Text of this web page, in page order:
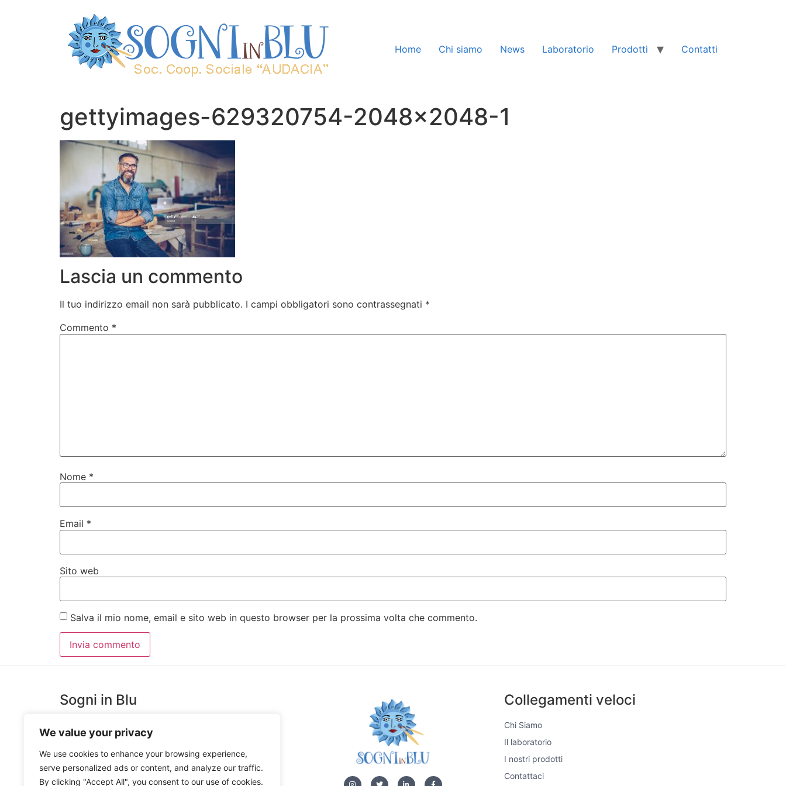
We value your privacy
We use cookies to enhance your browsing experience,
serve personalized ads or content, and analyze our traffic.
By clicking "Accept All", you consent to our use of cookies.
Home Chi siamo News Laboratorio Prodotti Contatti
gettyimages-629320754-2048×2048-1
Lascia un commento
Il tuo indirizzo email non sarà pubblicato. I campi obbligatori sono contrassegnati *
Commento *
Nome *
Email *
Sito web
Salva il mio nome, email e sito web in questo browser per la prossima volta che commento.
Sogni in Blu
SognInblu è un Laboratorio Creativo, costruito per
favorire l’estro e la creatività di giovani artisti messinesi,
che trova espressione nella Produzione e Decorazione di
Ceramiche Artigianali e nella realizzazione di Oggetti unici
Collegamenti veloci
Chi Siamo
Il laboratorio
I nostri prodotti
Contattaci